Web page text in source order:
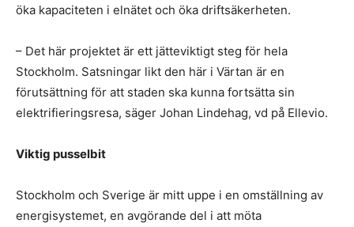
öka kapaciteten i elnätet och öka driftsäkerheten.
– Det här projektet är ett jätteviktigt steg för hela
Stockholm. Satsningar likt den här i Värtan är en
förutsättning för att staden ska kunna fortsätta sin
elektrifieringsresa, säger Johan Lindehag, vd på Ellevio.
Viktig pusselbit
Stockholm och Sverige är mitt uppe i en omställning av
energisystemet, en avgörande del i att möta